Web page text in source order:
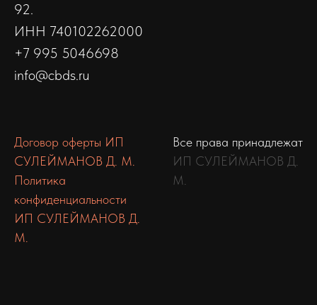
92.
ИНН 740102262000
+7 995 5046698
info@cbds.ru
Договор оферты ИП
СУЛЕЙМАНОВ Д. М.
Политика
конфиденциальности
ИП СУЛЕЙМАНОВ Д.
М.
Все права принадлежат
ИП СУЛЕЙМАНОВ Д.
М.